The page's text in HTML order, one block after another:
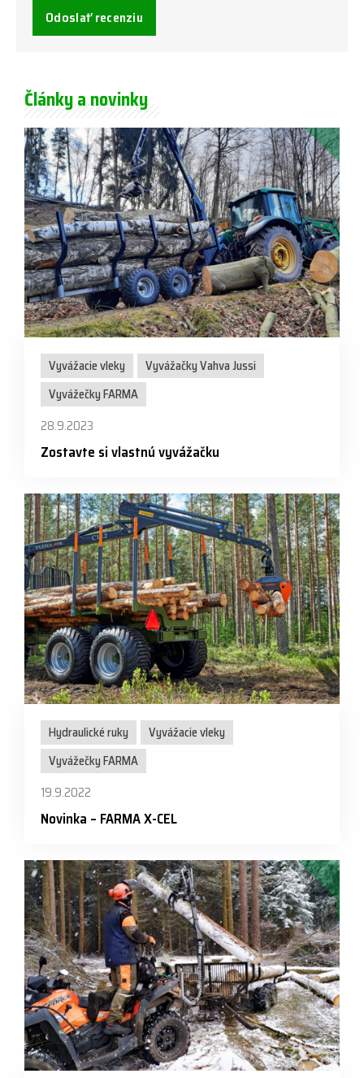
Odoslať recenziu
Články a novinky
Vyvážacie vleky
Vyvážačky Vahva Jussi
Vyvážečky FARMA
28.9.2023
Zostavte si vlastnú vyvážačku
Hydraulické ruky
Vyvážacie vleky
Vyvážečky FARMA
19.9.2022
Novinka – FARMA X-CEL